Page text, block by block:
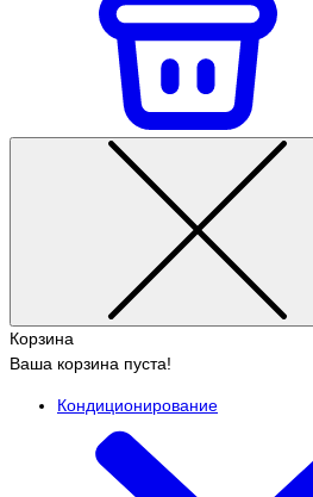
Корзина
Ваша корзина пуста!
Кондиционирование